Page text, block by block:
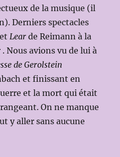
de la musique (il
Derniers spectacles
Lear de Reimann à la
Nous avions vu de lui à
de Gerolstein
et finissant en
et la mort qui était
On ne manque
y aller sans aucune